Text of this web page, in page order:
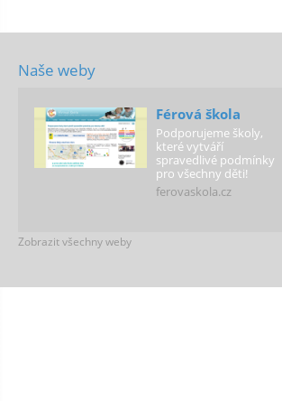
Naše weby
Férová škola
Podporujeme školy,
které vytváří
spravedlivé podmínky
pro všechny děti!
ferovaskola.cz
Zobrazit všechny weby